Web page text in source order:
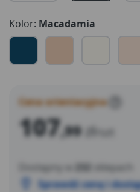
Beckers Designer Colour
europejskie normy odnośnie
Kolor: Macadamia
Cena orientacyjna
107,99 zł
Dostępny w 232
sklepach
Sprawdź cenę i